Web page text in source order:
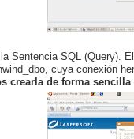
Sentencia SQL (Query).
cuya conexión
crearla de forma